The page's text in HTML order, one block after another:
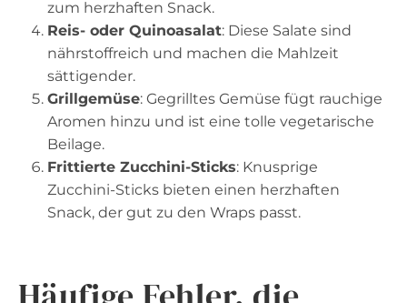
zum herzhaften Snack.
Reis- oder Quinoasalat: Diese Salate sind
nährstoffreich und machen die Mahlzeit
sättigender.
Grillgemüse: Gegrilltes Gemüse fügt rauchige
Aromen hinzu und ist eine tolle vegetarische
Beilage.
Frittierte Zucchini-Sticks: Knusprige
Zucchini-Sticks bieten einen herzhaften
Snack, der gut zu den Wraps passt.